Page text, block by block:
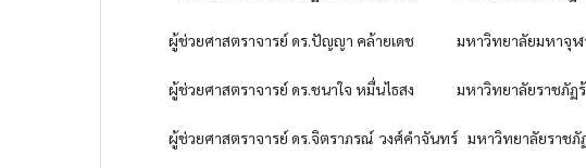
ผู้ช่วยศาสตราจารย์ ดร.ปัญญา คล้ายเดช มหาวิทยาลัยมหาจุฬา
ผู้ช่วยศาสตราจารย์ ดร.ชนาใจ หมื่นไธสง มหาวิทยาลัยราชภัฏร้
ผู้ช่วยศาสตราจารย์ ดร.จิตราภรณ์ วงศ์คำจันทร์ มหาวิทยาลัยราชภั